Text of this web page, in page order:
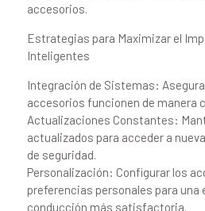
accesorios.
Estrategias para Maximizar el
Inteligentes
Integración de Sistemas:
accesorios funcionen de manera
Actualizaciones Constantes:
actualizados para acceder a
de seguridad.
Personalización: Configurar los
preferencias personales para una
conducción más satisfactoria.